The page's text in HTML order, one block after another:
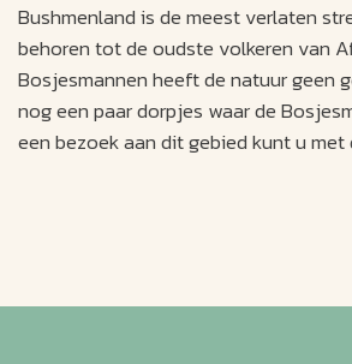
Bushmenland is de meest verlaten
behoren tot de oudste volkeren van
Bosjesmannen heeft de natuur geen
nog een paar dorpjes waar de
een bezoek aan dit gebied kunt u